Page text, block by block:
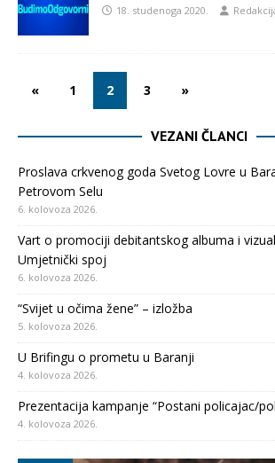
18. studenoga 2020.
« 1 2 3 »
VEZANI ČLANCI
Proslava crkvenog goda Svetog Lovre u
Petrovom Selu
6. kolovoza 2026.
Vart o promociji debitantskog albuma i
Umjetnički spoj
6. kolovoza 2026.
“Svijet u očima žene” – izložba
5. kolovoza 2026.
U Brifingu o prometu u Baranji
4. kolovoza 2026.
Prezentacija kampanje “Postani policajac/
4. kolovoza 2026.